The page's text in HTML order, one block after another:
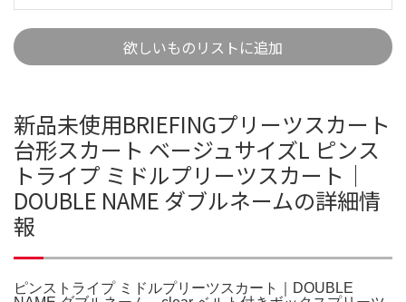
欲しいものリストに追加
新品未使用BRIEFINGプリーツスカート
台形スカート ベージュサイズL ピンス
トライプ ミドルプリーツスカート｜
DOUBLE NAME ダブルネームの詳細情
報
ピンストライプ ミドルプリーツスカート｜DOUBLE